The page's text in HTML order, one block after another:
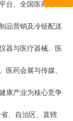
台、全国医药零售
品营销及冷链配送
器与医疗器械、医
医药会展与传媒、
康产业为核心竞争
、自治区、直辖